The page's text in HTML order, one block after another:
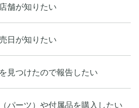
舗が知りたい
日が知りたい
見つけたので報告したい
パーツ）や付属品を購入したい